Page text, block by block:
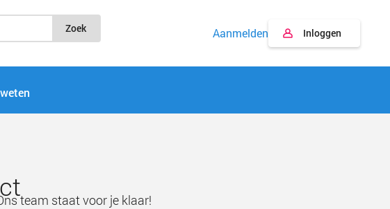
Zoek
Aanmelden Inloggen
team staat voor je klaar!